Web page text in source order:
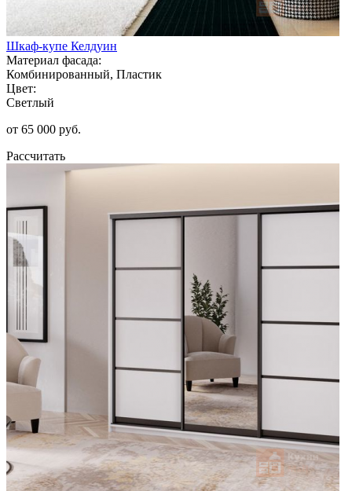
Шкаф-купе Келдуин
Материал фасада:
Комбинированный, Пластик
Цвет:
Светлый
от 65 000 руб.
Рассчитать